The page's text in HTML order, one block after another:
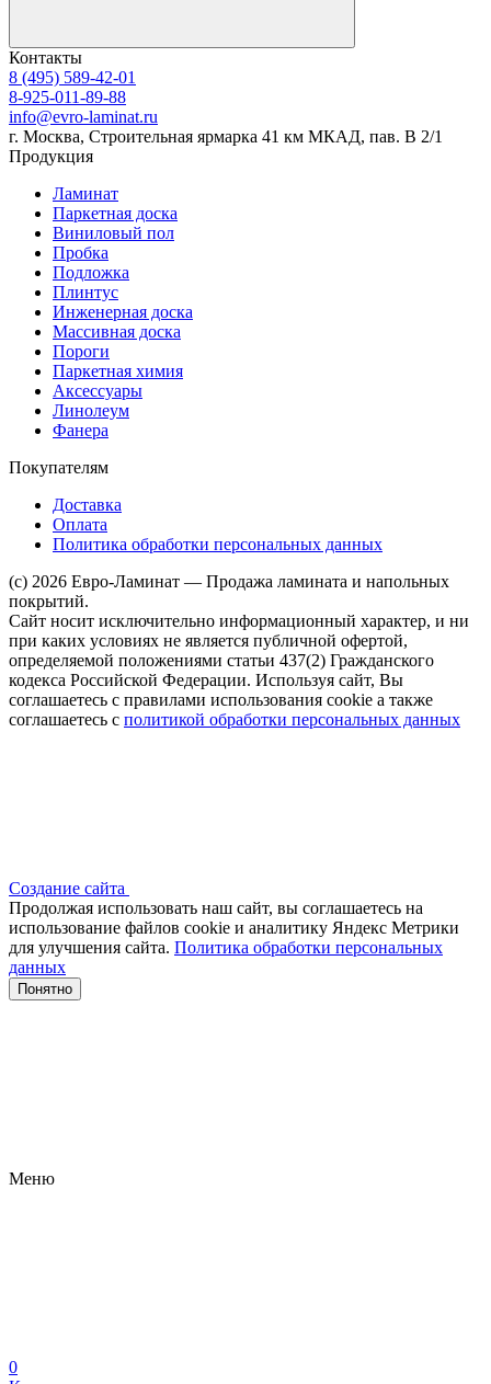
Контакты
8 (495) 589-42-01
8-925-011-89-88
info@evro-laminat.ru
г. Москва, Строительная ярмарка 41 км МКАД, пав. В 2/1
Продукция
Ламинат
Паркетная доска
Виниловый пол
Пробка
Подложка
Плинтус
Инженерная доска
Массивная доска
Пороги
Паркетная химия
Аксессуары
Линолеум
Фанера
Покупателям
Доставка
Оплата
Политика обработки персональных данных
(c) 2026 Евро-Ламинат — Продажа ламината и напольных
покрытий.
Сайт носит исключительно информационный характер, и ни
при каких условиях не является публичной офертой,
определяемой положениями статьи 437(2) Гражданского
кодекса Российской Федерации. Используя сайт, Вы
соглашаетесь с правилами использования cookie а также
соглашаетесь с политикой обработки персональных данных
Создание сайта
Продолжая использовать наш сайт, вы соглашаетесь на
использование файлов сооkіе и аналитику Яндекс Метрики
для улучшения сайта. Политика обработки персональных
данных
Понятно
Меню
0